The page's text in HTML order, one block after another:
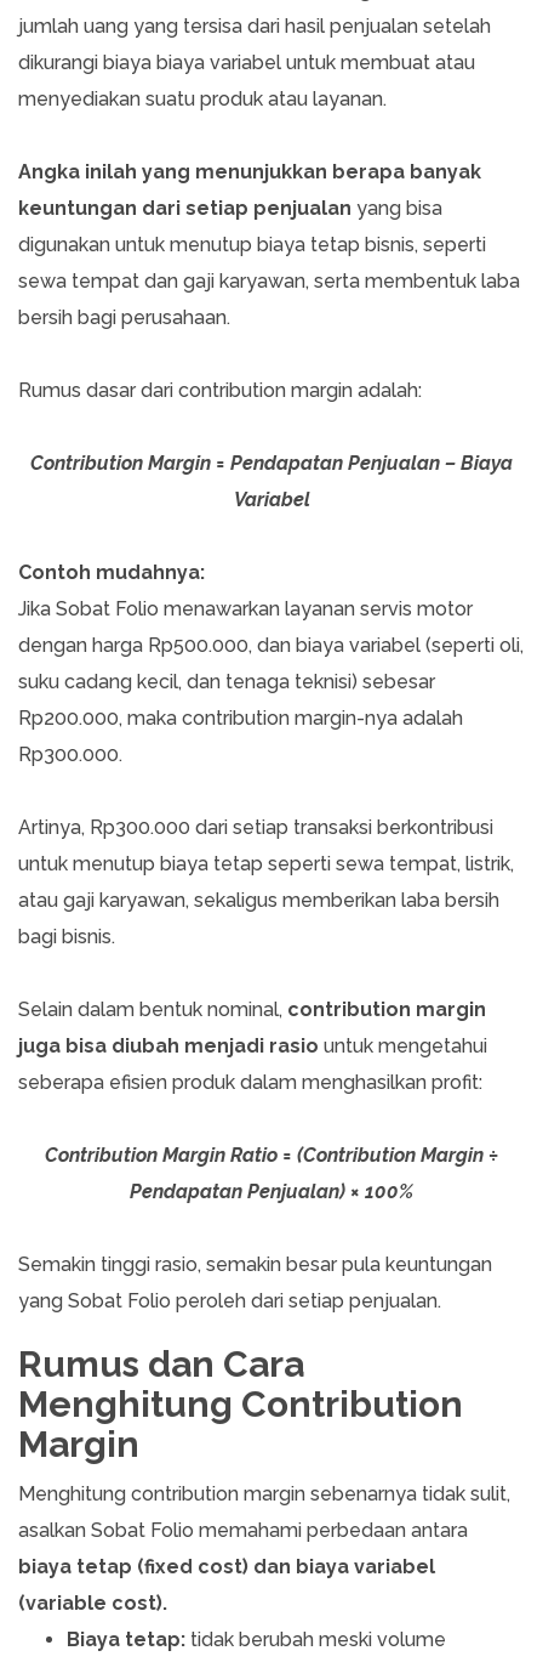
jumlah uang yang tersisa dari hasil penjualan setelah
dikurangi biaya biaya variabel untuk membuat atau
menyediakan suatu produk atau layanan.
Angka inilah yang menunjukkan berapa banyak
keuntungan dari setiap penjualan yang bisa
digunakan untuk menutup biaya tetap bisnis, seperti
sewa tempat dan gaji karyawan, serta membentuk laba
bersih bagi perusahaan.
Rumus dasar dari contribution margin adalah:
Contribution Margin = Pendapatan Penjualan – Biaya
Variabel
Contoh mudahnya:
Jika Sobat Folio menawarkan layanan servis motor
dengan harga Rp500.000, dan biaya variabel (seperti oli,
suku cadang kecil, dan tenaga teknisi) sebesar
Rp200.000, maka contribution margin-nya adalah
Rp300.000.
Artinya, Rp300.000 dari setiap transaksi berkontribusi
untuk menutup biaya tetap seperti sewa tempat, listrik,
atau gaji karyawan, sekaligus memberikan laba bersih
bagi bisnis.
Selain dalam bentuk nominal, contribution margin
juga bisa diubah menjadi rasio untuk mengetahui
seberapa efisien produk dalam menghasilkan profit:
Contribution Margin Ratio = (Contribution Margin ÷
Pendapatan Penjualan) × 100%
Semakin tinggi rasio, semakin besar pula keuntungan
yang Sobat Folio peroleh dari setiap penjualan.
Rumus dan Cara
Menghitung Contribution
Margin
Menghitung contribution margin sebenarnya tidak sulit,
asalkan Sobat Folio memahami perbedaan antara
biaya tetap (fixed cost) dan biaya variabel
(variable cost).
Biaya tetap: tidak berubah meski volume